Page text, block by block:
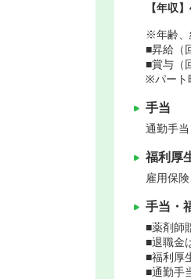
【年収
※年齢、
■昇給（
■賞与（
※パート
手当
通勤手
福利厚
雇用保
手当・
■薬剤師
■退職金
■福利厚
■通勤手